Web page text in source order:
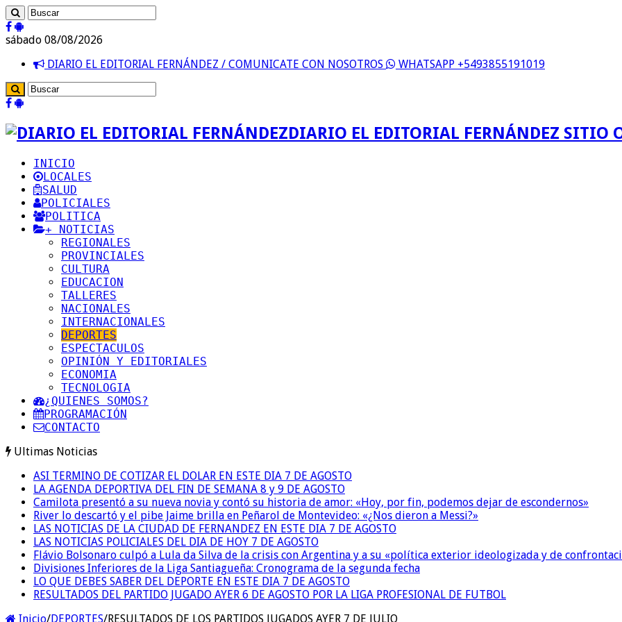
sábado 08/08/2026
DIARIO EL EDITORIAL FERNÁNDEZ / COMUNICATE CON NOSOTROS
WHATSAPP +5493855191019
DIARIO EL EDITORIAL FERNÁNDEZ SITIO
INICIO
LOCALES
SALUD
POLICIALES
POLITICA
+ NOTICIAS
REGIONALES
PROVINCIALES
CULTURA
EDUCACION
TALLERES
NACIONALES
INTERNACIONALES
DEPORTES
ESPECTACULOS
OPINIÓN Y EDITORIALES
ECONOMIA
TECNOLOGIA
¿QUIENES SOMOS?
PROGRAMACIÓN
CONTACTO
Ultimas Noticias
ASI TERMINO DE COTIZAR EL DOLAR EN ESTE DIA 7 DE AGOSTO
LA AGENDA DEPORTIVA DEL FIN DE SEMANA 8 y 9 DE AGOSTO
Camilota presentó a su nueva novia y contó su historia de amor: «Hoy, por fin, podemos dejar de escondernos»
River lo descartó y el pibe Jaime brilla en Peñarol de Montevideo: «¿Nos dieron a Messi?»
LAS NOTICIAS DE LA CIUDAD DE FERNANDEZ EN ESTE DIA 7 DE AGOSTO
LAS NOTICIAS POLICIALES DEL DIA DE HOY 7 DE AGOSTO
Flávio Bolsonaro culpó a Lula da Silva de la crisis con Argentina y a su «política exterior ideologizada y de
Divisiones Inferiores de la Liga Santiagueña: Cronograma de la segunda fecha
LO QUE DEBES SABER DEL DEPORTE EN ESTE DIA 7 DE AGOSTO
RESULTADOS DEL PARTIDO JUGADO AYER 6 DE AGOSTO POR LA LIGA PROFESIONAL DE FUTBOL
Inicio/DEPORTES/RESULTADOS DE LOS PARTIDOS JUGADOS AYER 7 DE JULIO